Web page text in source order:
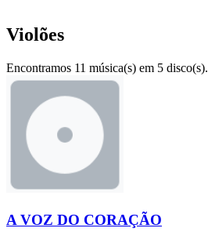
Violões
Encontramos 11 música(s) em 5 disco(s).
A VOZ DO CORAÇÃO